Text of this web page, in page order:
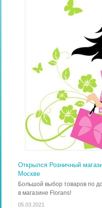
Открылся Розничный
Москве
Большой выбор товаров по
в магазине Florans!
05.03.2021